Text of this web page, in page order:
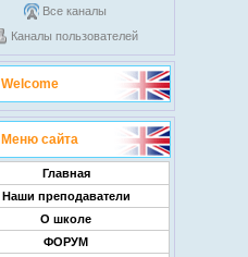
Все каналы
Каналы пользователей
Welcome
Меню сайта
Главная
Наши преподаватели
О школе
ФОРУМ